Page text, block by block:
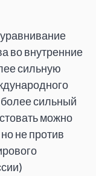
во внутренние
сильную
сильный
можно
не против